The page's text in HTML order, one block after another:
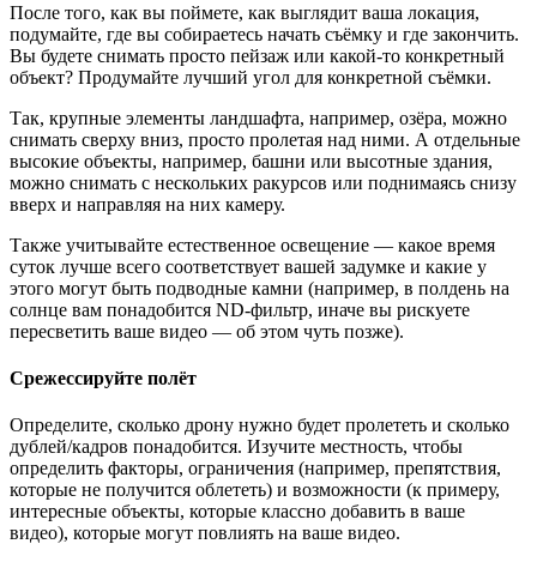
После того, как вы поймете, как выглядит ваша локация,
подумайте, где вы собираетесь начать съёмку и где закончить.
Вы будете снимать просто пейзаж или какой-то конкретный
объект? Продумайте лучший угол для конкретной съёмки.
Так, крупные элементы ландшафта, например, озёра, можно
снимать сверху вниз, просто пролетая над ними. А отдельные
высокие объекты, например, башни или высотные здания,
можно снимать с нескольких ракурсов или поднимаясь снизу
вверх и направляя на них камеру.
Также учитывайте естественное освещение — какое время
суток лучше всего соответствует вашей задумке и какие у
этого могут быть подводные камни (например, в полдень на
солнце вам понадобится ND-фильтр, иначе вы рискуете
пересветить ваше видео — об этом чуть позже).
Срежессируйте полёт
Определите, сколько дрону нужно будет пролететь и сколько
дублей/кадров понадобится. Изучите местность, чтобы
определить факторы, ограничения (например, препятствия,
которые не получится облететь) и возможности (к примеру,
интересные объекты, которые классно добавить в ваше
видео), которые могут повлиять на ваше видео.